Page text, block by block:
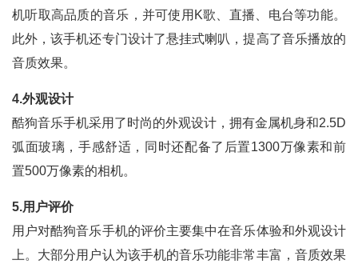
机听取高品质的音乐，并可使用K歌、直播、电台等功能。
此外，该手机还专门设计了悬挂式喇叭，提高了音乐播放的
音质效果。
4.外观设计
酷狗音乐手机采用了时尚的外观设计，拥有金属机身和2.5D
弧面玻璃，手感舒适，同时还配备了后置1300万像素和前
置500万像素的相机。
5.用户评价
用户对酷狗音乐手机的评价主要集中在音乐体验和外观设计
上。大部分用户认为该手机的音乐功能非常丰富，音质效果